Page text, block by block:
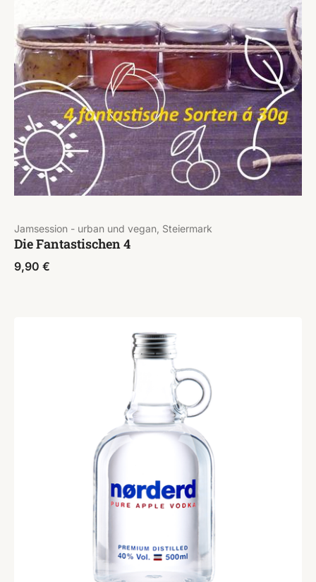
Jamsession - urban und vegan, Steiermark
Die Fantastischen 4
9,90 €